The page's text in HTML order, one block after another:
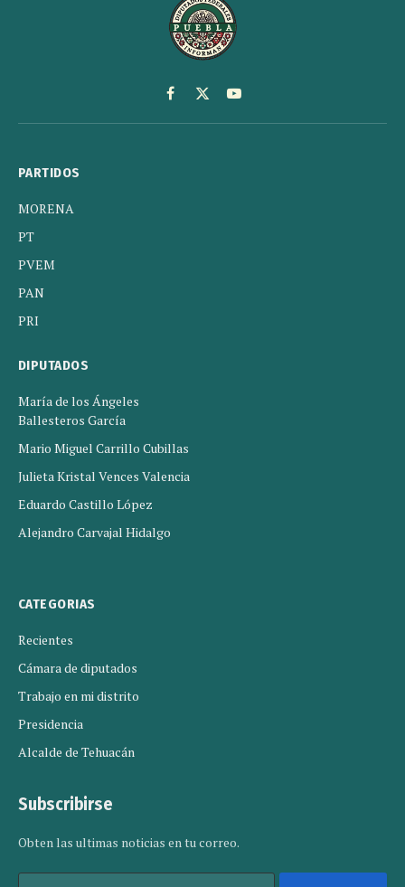
Facebook
X
(Twitter)
YouTube
PARTIDOS
MORENA
PT
PVEM
PAN
PRI
DIPUTADOS
María de los Ángeles
Ballesteros García
Mario Miguel Carrillo Cubillas
Julieta Kristal Vences Valencia
Eduardo Castillo López
Alejandro Carvajal Hidalgo
CATEGORIAS
Recientes
Cámara de diputados
Trabajo en mi distrito
Presidencia
Alcalde de Tehuacán
Subscribirse
Obten las ultimas noticias en tu correo.